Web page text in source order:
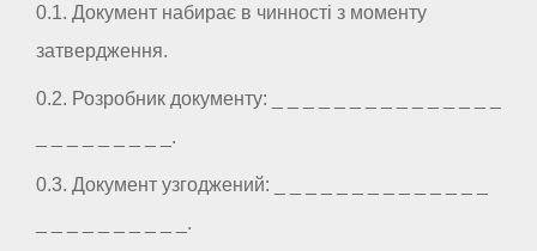
0.1. Документ набирає в чинності з моменту
затвердження.
0.2. Розробник документу: _ _ _ _ _ _ _ _ _ _ _ _ _ _ _
_ _ _ _ _ _ _ _ _.
0.3. Документ узгоджений: _ _ _ _ _ _ _ _ _ _ _ _ _ _
_ _ _ _ _ _ _ _ _ _.